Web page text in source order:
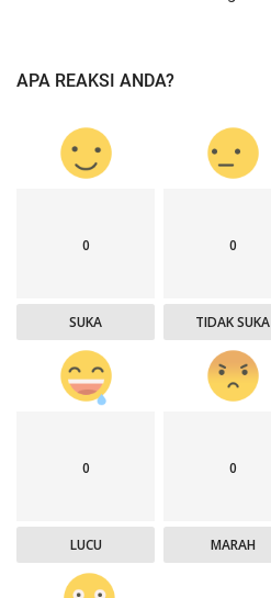
APA REAKSI ANDA?
0
SUKA
0
TIDAK SUKA
0
LUCU
0
MARAH